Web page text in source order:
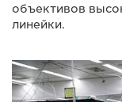
объективов
линейки.